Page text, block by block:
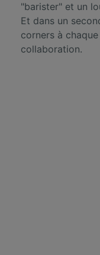
"barister" et un
Et dans un
corners à
collaboration.